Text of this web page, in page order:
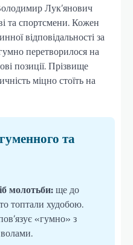
Лук’янович
та спортсмени. Кожен
відповідальності за
перетворилося на
позиції. Прізвище
міцно стоїть на
та
молотьби:ще до
топтали худобою.
«гумно» з